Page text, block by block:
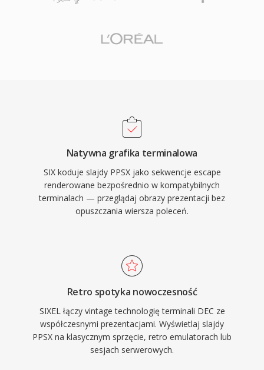
Natywna grafika terminalowa
SIX koduje slajdy PPSX jako sekwencje escape
renderowane bezpośrednio w kompatybilnych
terminalach — przeglądaj obrazy prezentacji bez
opuszczania wiersza poleceń.
Retro spotyka nowoczesność
SIXEL łączy vintage technologię terminali DEC ze
współczesnymi prezentacjami. Wyświetlaj slajdy
PPSX na klasycznym sprzęcie, retro emulatorach lub
sesjach serwerowych.